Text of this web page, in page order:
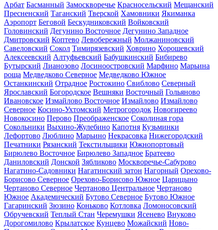
Арбат Басманный Замоскворечье Красносельский Мещанский
Пресненский Таганский Тверской Хамовники Якиманка
Аэропорт Беговой Бескудниковский Войковский
Головинский Дегунино Восточное Дегунино Западное
Дмитровский Коптево Левобережный Молжаниновский
Савеловский Сокол Тимирязевский Ховрино Хорошевский
Алексеевский Алтуфьевский Бабушкинский Бибирево
Бутырский Лианозово Лосиноостровский Марфино Марьина
роща Медведково Северное Медведково Южное
Останкинский Отрадное Ростокино Свиблово Северный
Ярославский Богородское Вешняки Восточный Гольяново
Ивановское Измайлово Восточное Измайлово Измайлово
Северное Косино-Ухтомский Метрогородок Новогиреево
Новокосино Перово Преображенское Соколиная гора
Сокольники Выхино-Жулебино Капотня Кузьминки
Лефортово Люблино Марьино Некрасовка Нижегородский
Печатники Рязанский Текстильщики Южнопортовый
Бирюлево Восточное Бирюлево Западное Братеево
Даниловский Донской Зябликово Москворечье-Сабурово
Нагатино-Садовники Нагатинский затон Нагорный Орехово-
Борисово Северное Орехово-Борисово Южное Царицыно
Чертаново Северное Чертаново Центральное Чертаново
Южное Академический Бутово Северное Бутово Южное
Гагаринский Зюзино Коньково Котловка Ломоносовский
Обручевский Теплый Стан Черемушки Ясенево Внуково
Дорогомилово Крылатское Кунцево Можайский Ново-